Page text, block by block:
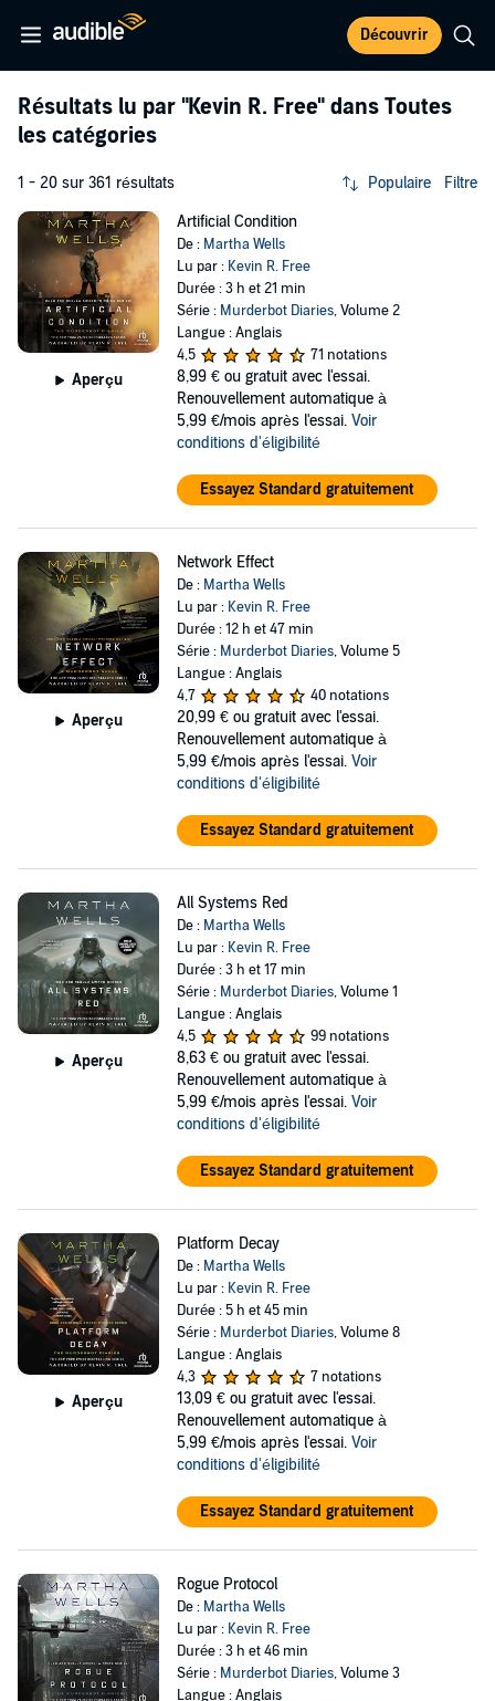
Découvrir
Résultats lu par "Kevin R. Free" dans Toutes
les catégories
1 - 20 sur 361 résultats Populaire Filtre
Aperçu
Artificial Condition
De : Martha Wells
Lu par : Kevin R. Free
Durée : 3 h et 21 min
Série : Murderbot Diaries, Volume 2
Langue : Anglais
4,5
71 notations
8,99 € ou gratuit avec l'essai.
Renouvellement automatique à
5,99 €/mois après l'essai. Voir
conditions d'éligibilité
Essayez Standard gratuitement
Aperçu
Network Effect
De : Martha Wells
Lu par : Kevin R. Free
Durée : 12 h et 47 min
Série : Murderbot Diaries, Volume 5
Langue : Anglais
4,7
40 notations
20,99 € ou gratuit avec l'essai.
Renouvellement automatique à
5,99 €/mois après l'essai. Voir
conditions d'éligibilité
Essayez Standard gratuitement
Aperçu
All Systems Red
De : Martha Wells
Lu par : Kevin R. Free
Durée : 3 h et 17 min
Série : Murderbot Diaries, Volume 1
Langue : Anglais
4,5
99 notations
8,63 € ou gratuit avec l'essai.
Renouvellement automatique à
5,99 €/mois après l'essai. Voir
conditions d'éligibilité
Essayez Standard gratuitement
Aperçu
Platform Decay
De : Martha Wells
Lu par : Kevin R. Free
Durée : 5 h et 45 min
Série : Murderbot Diaries, Volume 8
Langue : Anglais
4,3
7 notations
13,09 € ou gratuit avec l'essai.
Renouvellement automatique à
5,99 €/mois après l'essai. Voir
conditions d'éligibilité
Essayez Standard gratuitement
Rogue Protocol
De : Martha Wells
Lu par : Kevin R. Free
Durée : 3 h et 46 min
Série : Murderbot Diaries, Volume 3
Langue : Anglais